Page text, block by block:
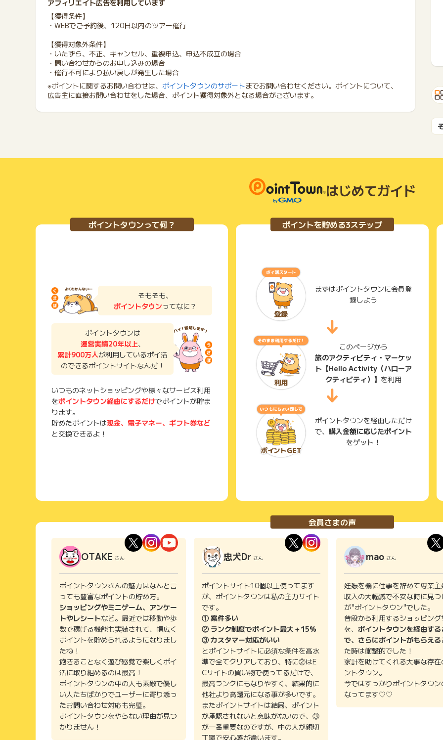
アフィリエイト広告を利用しています
【獲得条件】
・WEBでご予約後、120日以内のツアー催行
【獲得対象外条件】
・いたずら、不正、キャンセル、重複申込、申込不成立の場合
・問い合わせからのお申し込みの場合
・催行不可により払い戻しが発生した場合
※ポイントに関するお問い合わせは、 ポイントタウンのサポートまでお問い合わせください。ポイントについて、
広告主に直接お問い合わせをした場合、ポイント獲得対象外となる場合がございます。
はじめてガイド
ポイントタウンって何？
そもそも、
ポイントタウンってなに？
ポイントタウンは
運営実績20年以上、
累計900万人が利用しているポイ活
のできるポイントサイトなんだ！
いつものネットショッピングや様々なサービス利用
をポイントタウン経由にするだけでポイントが貯ま
ります。
貯めたポイントは現金、電子マネー、ギフト券など
と交換できるよ！
ポイントを貯める3ステップ
まずはポイントタウンに会員登
録しよう
このページから
旅のアクティビティ・マーケッ
ト【Hello Activity（ハローア
クティビティ）】 を利用
ポイントタウンを経由しただけ
で、 購入金額に応じたポイント
をゲット！
会員さまの声
OTAKE さん
ポイントタウンさんの魅力はなんと言
っても豊富なポイントの貯め方。
ショッピングやミニゲーム、アンケー
トやレシートなど。最近では移動や歩
数で稼げる機能も実装されて、幅広く
ポイントを貯められるようになりまし
たね！
飽きることなく遊び感覚で楽しくポイ
活に取り組めるのは最高！
ポイントタウンの中の人も素敵で優し
い人たちばかりでユーザーに寄り添っ
たお問い合わせ対応も完璧。
ポイントタウンをやらない理由が見つ
かりません！
忠犬Dr さん
ポイントサイト10個以上使ってます
が、ポイントタウンは私の主力サイト
です。
① 案件多い
② ランク制度でポイント最大＋15%
③ カスタマー対応がいい
とポイントサイトに必須な条件を高水
準で全てクリアしており、特に②はE
Cサイトの買い物で使ってるだけで、
最高ランクにもなりやすく、結果的に
他社より高還元になる事が多いです。
またポイントサイトは結局、ポイント
が承認されないと意味がないので、③
が一番重要なのですが、中の人が親切
丁寧で安心感が違います。
mao さん
妊娠を機に仕事を辞めて専業
収入の大幅減で不安な時に見
が"ポイントタウン"でした。
普段から利用するショッピン
を、 ポイントタウンを経由する
で、さらにポイントがもらえる
た時は衝撃的でした！
家計を助けてくれる大事な存
ントタウン。
今ではすっかりポイントタウ
なってます♡♡